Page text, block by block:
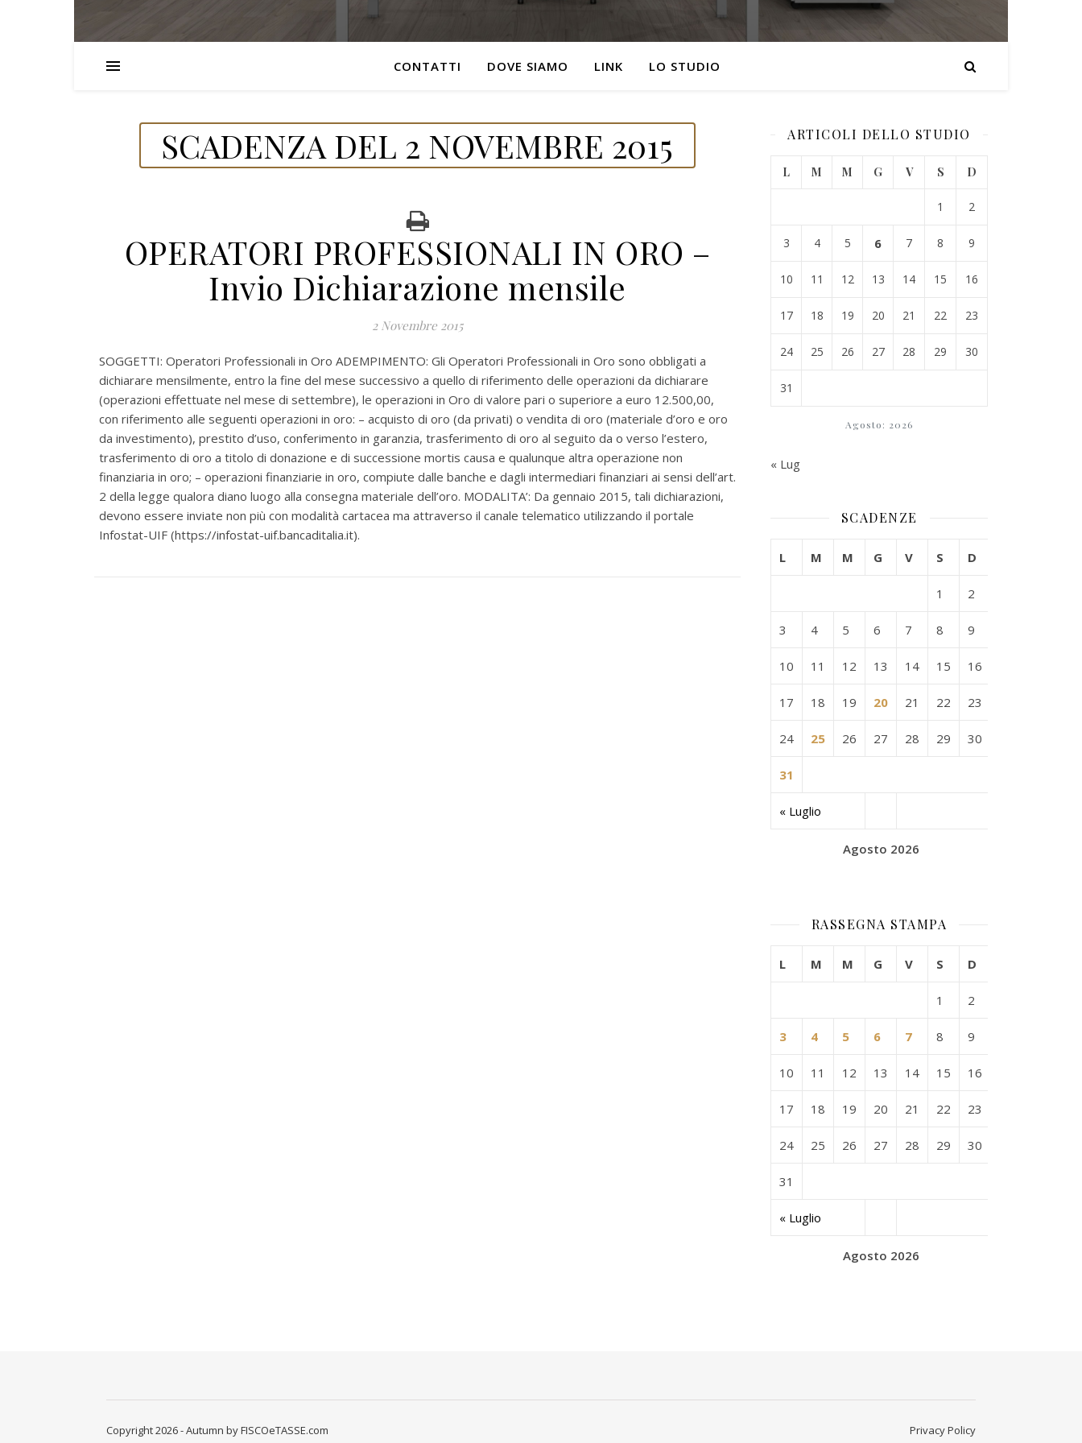
CONTATTI DOVE SIAMO LINK LO STUDIO
SCADENZA DEL 2 NOVEMBRE 2015
OPERATORI PROFESSIONALI IN ORO –
Invio Dichiarazione mensile
2 Novembre 2015
SOGGETTI: Operatori Professionali in Oro ADEMPIMENTO: Gli Operatori Professionali in Oro sono obbligati a
dichiarare mensilmente, entro la fine del mese successivo a quello di riferimento delle operazioni da dichiarare
(operazioni effettuate nel mese di settembre), le operazioni in Oro di valore pari o superiore a euro 12.500,00,
con riferimento alle seguenti operazioni in oro: – acquisto di oro (da privati) o vendita di oro (materiale d’oro e oro
da investimento), prestito d’uso, conferimento in garanzia, trasferimento di oro al seguito da o verso l’estero,
trasferimento di oro a titolo di donazione e di successione mortis causa e qualunque altra operazione non
finanziaria in oro; – operazioni finanziarie in oro, compiute dalle banche e dagli intermediari finanziari ai sensi dell’art.
2 della legge qualora diano luogo alla consegna materiale dell’oro. MODALITA’: Da gennaio 2015, tali dichiarazioni,
devono essere inviate non più con modalità cartacea ma attraverso il canale telematico utilizzando il portale
Infostat-UIF (https://infostat-uif.bancaditalia.it).
ARTICOLI DELLO STUDIO
Agosto: 2026
L M M G V S D
1 2
3 4 5 6 7 8 9
10 11 12 13 14 15 16
17 18 19 20 21 22 23
24 25 26 27 28 29 30
31
« Lug
SCADENZE
Agosto 2026
L M M G V S D
« Luglio
1 2
3 4 5 6 7 8 9
10 11 12 13 14 15 16
17 18 19 20 21 22 23
24 25 26 27 28 29 30
31
RASSEGNA STAMPA
Agosto 2026
L M M G V S D
« Luglio
1 2
3 4 5 6 7 8 9
10 11 12 13 14 15 16
17 18 19 20 21 22 23
24 25 26 27 28 29 30
31
Privacy Policy
Copyright 2026 - Autumn by FISCOeTASSE.com